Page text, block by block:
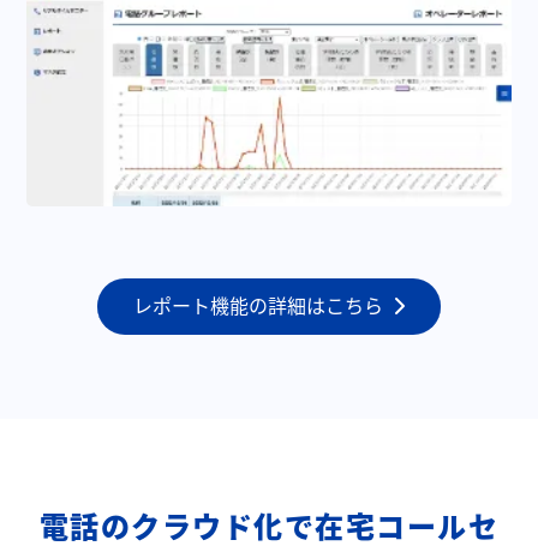
レポート機能の詳細はこちら
電話のクラウド化で在宅コールセ